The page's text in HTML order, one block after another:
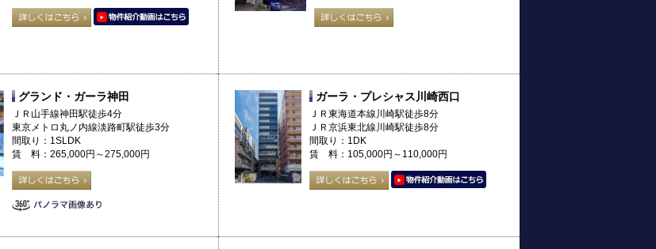
グランド・ガーラ神田
ＪＲ山手線神田駅徒歩4分
東京メトロ丸ノ内線淡路町駅徒歩3分
間取り：1SLDK
賃 料：265,000円～275,000円
ガーラ・プレシャス川崎西口
ＪＲ東海道本線川崎駅徒歩8分
ＪＲ京浜東北線川崎駅徒歩8分
間取り：1DK
賃 料：105,000円～110,000円